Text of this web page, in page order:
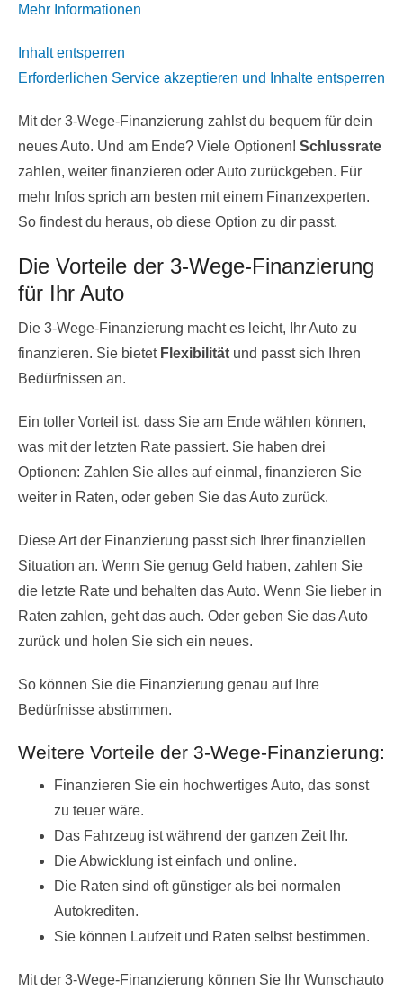
Mehr Informationen
Inhalt entsperren
Erforderlichen Service akzeptieren und Inhalte entsperren
Mit der 3-Wege-Finanzierung zahlst du bequem für dein
neues Auto. Und am Ende? Viele Optionen! Schlussrate
zahlen, weiter finanzieren oder Auto zurückgeben. Für
mehr Infos sprich am besten mit einem Finanzexperten.
So findest du heraus, ob diese Option zu dir passt.
Die Vorteile der 3-Wege-Finanzierung
für Ihr Auto
Die 3-Wege-Finanzierung macht es leicht, Ihr Auto zu
finanzieren. Sie bietet Flexibilität und passt sich Ihren
Bedürfnissen an.
Ein toller Vorteil ist, dass Sie am Ende wählen können,
was mit der letzten Rate passiert. Sie haben drei
Optionen: Zahlen Sie alles auf einmal, finanzieren Sie
weiter in Raten, oder geben Sie das Auto zurück.
Diese Art der Finanzierung passt sich Ihrer finanziellen
Situation an. Wenn Sie genug Geld haben, zahlen Sie
die letzte Rate und behalten das Auto. Wenn Sie lieber in
Raten zahlen, geht das auch. Oder geben Sie das Auto
zurück und holen Sie sich ein neues.
So können Sie die Finanzierung genau auf Ihre
Bedürfnisse abstimmen.
Weitere Vorteile der 3-Wege-Finanzierung:
Finanzieren Sie ein hochwertiges Auto, das sonst
zu teuer wäre.
Das Fahrzeug ist während der ganzen Zeit Ihr.
Die Abwicklung ist einfach und online.
Die Raten sind oft günstiger als bei normalen
Autokrediten.
Sie können Laufzeit und Raten selbst bestimmen.
Mit der 3-Wege-Finanzierung können Sie Ihr Wunschauto